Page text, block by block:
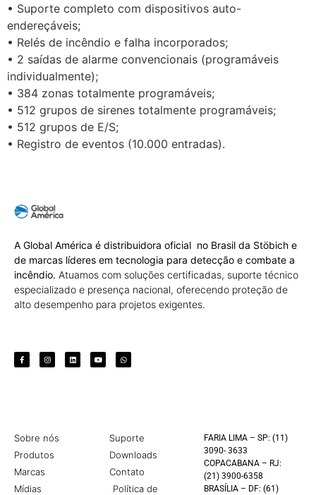
• Suporte completo com dispositivos auto-
endereçáveis;
• Relés de incêndio e falha incorporados;
• 2 saídas de alarme convencionais (programáveis
individualmente);
• 384 zonas totalmente programáveis;
• 512 grupos de sirenes totalmente programáveis;
• 512 grupos de E/S;
• Registro de eventos (10.000 entradas).
A Global América é distribuidora oficial no Brasil da Stöbich e
de marcas líderes em tecnologia para detecção e combate a
incêndio. Atuamos com soluções certificadas, suporte técnico
especializado e presença nacional, oferecendo proteção de
alto desempenho para projetos exigentes.
Sobre nós
Produtos
Marcas
Mídias
Suporte
Downloads
Contato
Política de
FARIA LIMA – SP: (11)
3090- 3633
COPACABANA – RJ:
(21) 3900-6358
BRASÍLIA – DF: (61)